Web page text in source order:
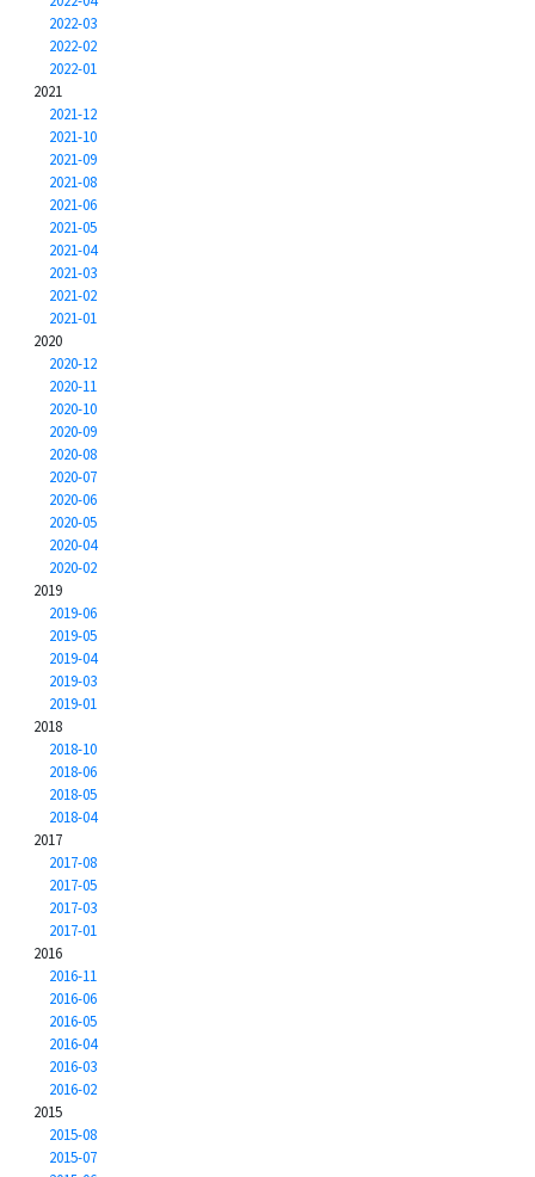
2022-03
2022-02
2022-01
2021
2021-12
2021-10
2021-09
2021-08
2021-06
2021-05
2021-04
2021-03
2021-02
2021-01
2020
2020-12
2020-11
2020-10
2020-09
2020-08
2020-07
2020-06
2020-05
2020-04
2020-02
2019
2019-06
2019-05
2019-04
2019-03
2019-01
2018
2018-10
2018-06
2018-05
2018-04
2017
2017-08
2017-05
2017-03
2017-01
2016
2016-11
2016-06
2016-05
2016-04
2016-03
2016-02
2015
2015-08
2015-07